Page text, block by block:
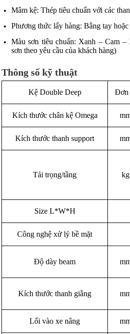
Mâm kệ: Thép tiêu chuẩn với các
Phương thức lấy hàng: Bằng tay hoặc
Màu sơn tiêu chuẩn: Xanh – Cam
sơn theo yêu cầu của khách hàng)
Thông số kỹ thuật
Kệ Double Deep Đơn
Kích thước chân kệ Omega
Kích thước thanh support
Tải trọng/tầng kg
Size L*W*H
Công nghệ xử lý bề mặt
Độ dày beam
Kích thước thanh giằng
Lối vào xe nâng